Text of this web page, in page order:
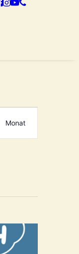
Ansichten-
Navigation
Monat